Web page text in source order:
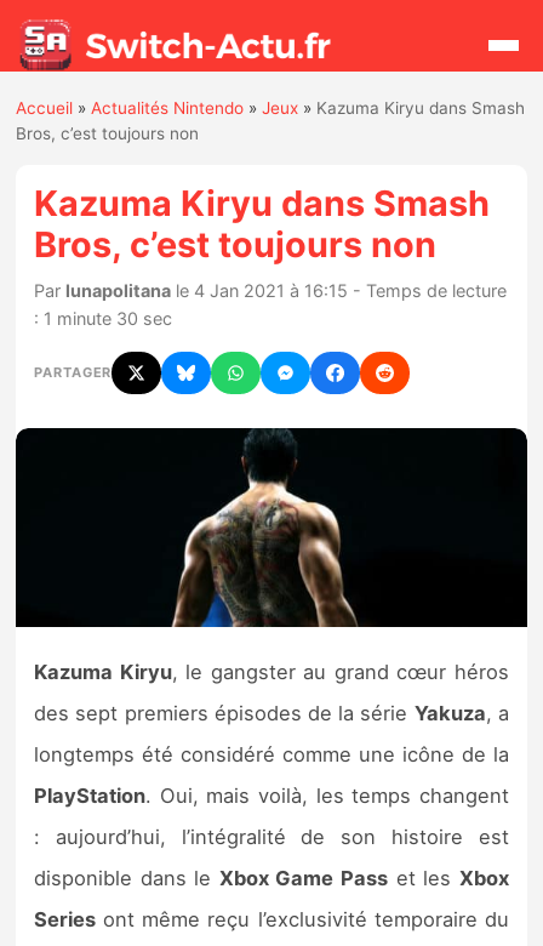
Actualités
Jeux
Hardware
Chiffres de ventes
Nintendo Direct
Tests et previews
Tests de jeux
Tests d’accessoires
Autres tests
Previews
Accueil »Actualités Nintendo »Jeux » Kazuma Kiryu dans Smash
Bros, c’est toujours non
Kazuma Kiryu dans Smash
Bros, c’est toujours non
Par lunapolitana le 4 Jan 2021 à 16:15 - Temps de lecture
: 1 minute 30 sec
PARTAGER
Kazuma Kiryu, le gangster au grand cœur héros
des sept premiers épisodes de la série Yakuza, a
longtemps été considéré comme une icône de la
PlayStation. Oui, mais voilà, les temps changent
: aujourd’hui, l’intégralité de son histoire est
disponible dans le Xbox Game Pass et les Xbox
Series ont même reçu l’exclusivité temporaire du